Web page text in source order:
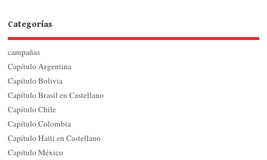
Categorías
campañas
Capítulo Argentina
Capítulo Bolivia
Capítulo Brasil en Castellano
Capítulo Chile
Capítulo Colombia
Capítulo Haiti en Castellano
Capítulo México